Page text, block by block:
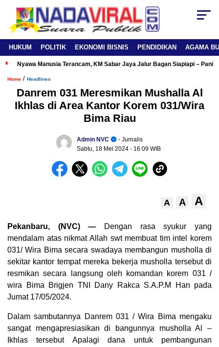
HUKUM POLITIK EKONOMI BISNIS PENDIDIKAN AGAMA
Nyawa Manusia Terancam, KM Sabar Jaya Jalur Bagan Siapiapi –
Home / Headlines
Danrem 031 Meresmikan Mushalla Al
Ikhlas di Area Kantor Korem 031/Wira
Bima Riau
Admin NVC
- Jurnalis
Sabtu, 18 Mei 2024 - 16:09 WIB
A A A
Pekanbaru, (NVC) — Dengan rasa syukur yang
mendalam atas nikmat Allah swt membuat tim intel korem
031/ Wira Bima secara swadaya membangun musholla di
sekitar kantor tempat mereka bekerja musholla tersebut di
resmikan secara langsung oleh komandan korem 031 /
wira Bima Brigjen TNI Dany Rakca S.A.P.M Han pada
Jumat 17/05/2024.
Dalam sambutannya Danrem 031 / Wira Bima mengaku
sangat mengapresiasikan di bangunnya musholla Al –
Ikhlas tersebut Apalagi dana untuk pembangunan